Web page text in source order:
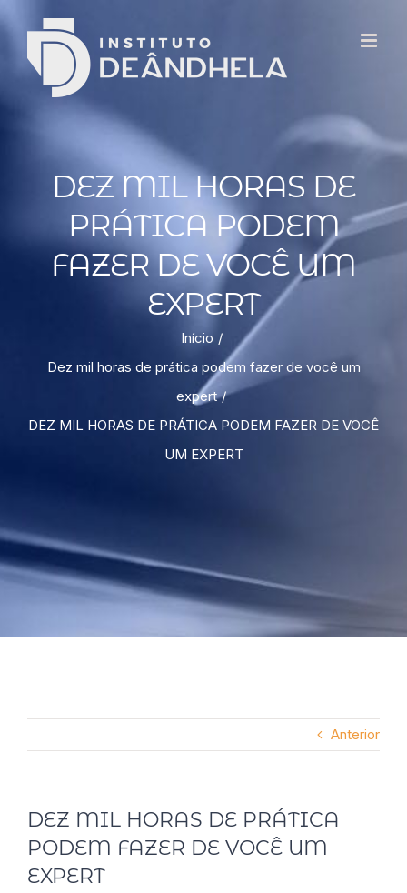
DEZ MIL HORAS DE
PRÁTICA PODEM
FAZER DE VOCÊ UM
EXPERT
Início
Dez mil horas de prática podem fazer de você um
expert
DEZ MIL HORAS DE PRÁTICA PODEM FAZER DE VOCÊ
UM EXPERT
Anterior
DEZ MIL HORAS DE PRÁTICA
PODEM FAZER DE VOCÊ UM
EXPERT